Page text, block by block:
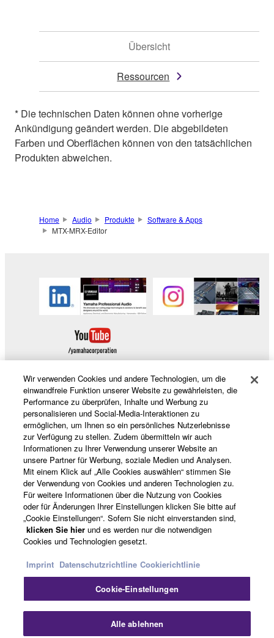
Übersicht
Ressourcen
* Die technischen Daten können ohne vorherige
Ankündigung geändert werden. Die abgebildeten
Farben und Oberflächen können von den tatsächlichen
Produkten abweichen.
Home Audio Produkte
Software & Apps
MTX-MRX-Editor
Produkte und Lösungen
News
Über Yamaha
Schweiz Suisse Svizzera - German
Consumer
KontaktNutzungsbedingungen
Datenschutzerklärung
Cookierichtlinie
Wir verwenden Cookies und andere Technologien, um die
einwandfreie Funktion unserer Website zu gewährleisten, die
Performance zu überprüfen, Inhalte und Werbung zu
personalisieren und Social-Media-Interaktionen zu
ermöglichen, um Ihnen so ein persönliches Nutzerlebnisse
zur Verfügung zu stellen. Zudem übermitteln wir auch
Informationen zu Ihrer Verwendung unserer Website an
unsere Partner für Werbung, soziale Medien und Analysen.
Mit einem Klick auf „Alle Cookies auswählen“ stimmen Sie
der Verwendung von Cookies und anderen Technologien zu.
Für weitere Informationen über die Nutzung von Cookies
oder für Änderungen Ihrer Einstellungen klicken Sie bitte auf
„Cookie Einstellungen“. Sofern Sie nicht einverstanden sind,
klicken Sie hier und es werden nur die notwendigen
Cookies und Technologien gesetzt.
Imprint Datenschutzrichtline Cookierichtlinie
Cookie-Einstellungen
Alle ablehnen